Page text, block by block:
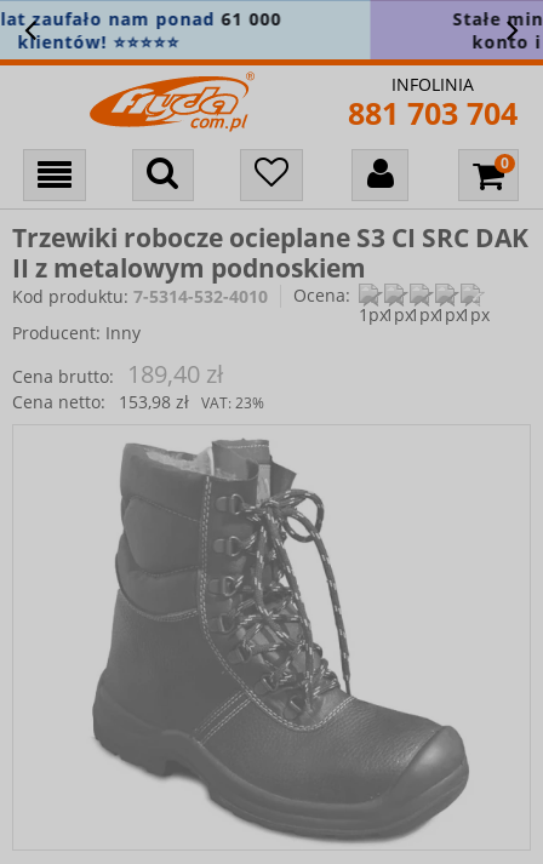
Stałe min.5% zniżki na wszystko
! Załóż
konto i zapisz się do newslettera 🎁
INFOLINIA
881 703 704
Trzewiki robocze ocieplane S3 CI SRC DAK
II z metalowym podnoskiem
Kod produktu: 7-5314-532-4010
Ocena:
Producent: Inny
Cena brutto:
189,40 zł
Cena netto: 153,98 zł VAT: 23%